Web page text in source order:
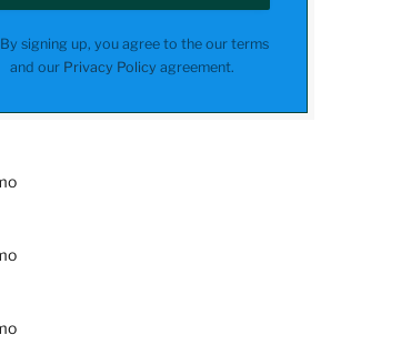
By signing up, you agree to the our terms
and our Privacy Policy agreement.